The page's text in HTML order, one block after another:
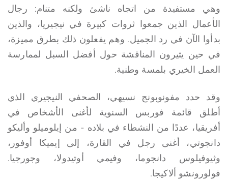
وهي مستفيدة من اتجاه ناشئ ولكنه متنام: رجال
الأعمال الذين جمعوا ثروات كبيرة في نيجيريا، والذين
بدأوا الآن في رد الجميل. وهم يفعلون ذلك بطرق مميزة،
في حين يثيرون المناقشة حول أفضل السبل لممارسة
العمل الخيري بلمسة وطنية.
وقد حدد مفونوبونج نسيهي، الصحفي النيجيري الذي
أطلق قائمة فوربس السنوية لأغنى الأشخاص في
أفريقيا، عددًا من النشطاء في بلاده - من إيلوميلو وأليكو
دانجوتي، أغنى رجل في القارة، إلى إيميكا أوفور،
وثيوفيلوس دانجوما، وفيمي أوتيدولا، وجورجيا.
فولورونشو ألاكيجا.